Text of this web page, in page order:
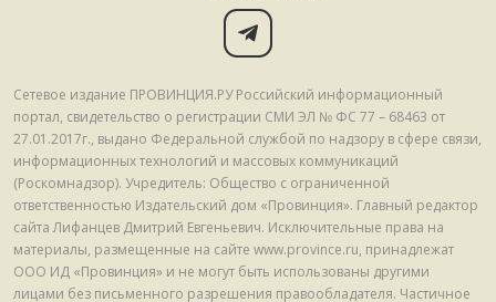
Сетевое издание ПРОВИНЦИЯ.РУ Российский информационный
портал, свидетельство о регистрации СМИ ЭЛ № ФС 77 – 68463 от
27.01.2017г., выдано Федеральной службой по надзору в сфере связи,
информационных технологий и массовых коммуникаций
(Роскомнадзор). Учредитель: Общество с ограниченной
ответственностью Издательский дом «Провинция». Главный редактор
сайта Лифанцев Дмитрий Евгеньевич. Исключительные права на
материалы, размещенные на сайте www.province.ru, принадлежат
ООО ИД «Провинция» и не могут быть использованы другими
лицами без письменного разрешения правообладателя. Частичное